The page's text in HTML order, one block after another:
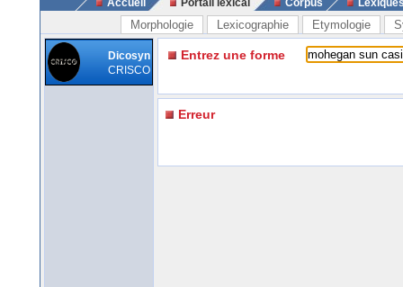
Accueil Portail lexical Corpus
Morphologie Lexicographie Etymologie
Dicosyn
CRISCO
Entrez une forme
Erreur